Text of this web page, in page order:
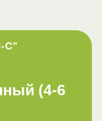
С"
(4-6